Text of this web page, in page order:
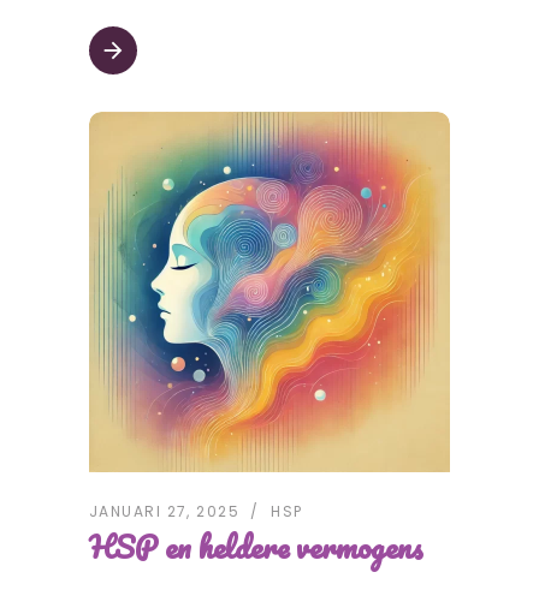
arrow_forward
JANUARI 27, 2025 HSP
HSP en heldere vermogens